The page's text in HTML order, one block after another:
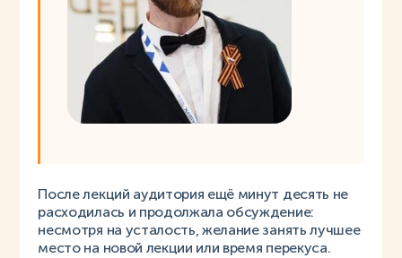
После лекций аудитория ещё минут десять не
расходилась и продолжала обсуждение:
несмотря на усталость, желание занять лучшее
место на новой лекции или время перекуса.